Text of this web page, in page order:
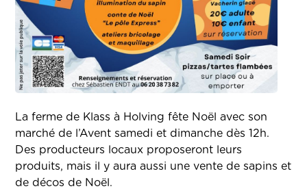
La ferme de Klass à Holving fête Noël avec son
marché de l’Avent samedi et dimanche dès 12h.
Des producteurs locaux proposeront leurs
produits, mais il y aura aussi une vente de sapins et
de décos de Noël.